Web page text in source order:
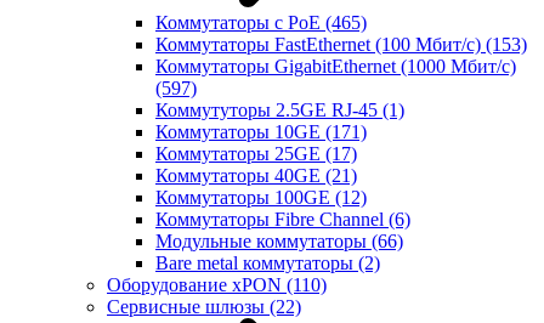
Коммутаторы с PoE (465)
Коммутаторы FastEthernet (100 Мбит/с) (153)
Коммутаторы GigabitEthernet (1000 Мбит/с)
(597)
Коммутуторы 2.5GE RJ-45 (1)
Коммутаторы 10GE (171)
Коммутаторы 25GE (17)
Коммутаторы 40GE (21)
Коммутаторы 100GE (12)
Коммутаторы Fibre Channel (6)
Модульные коммутаторы (66)
Bare metal коммутаторы (2)
Оборудование xPON (110)
Сервисные шлюзы (22)